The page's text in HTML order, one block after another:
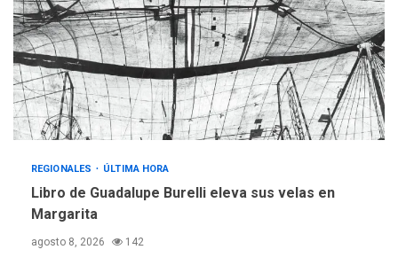
3
Mariño fortalece capacidad
operativa con flota
vehicular de 60 unidades
adquiridas en un año de
gestión
4
REGIONALES ÚLTIMA HORA
«Juan Bautista Arismendi» a
la altura de Macho Muerto
REGIONALES ÚLTIMA HORA
Libro de Guadalupe Burelli eleva sus velas en
Margarita
agosto 8, 2026 142